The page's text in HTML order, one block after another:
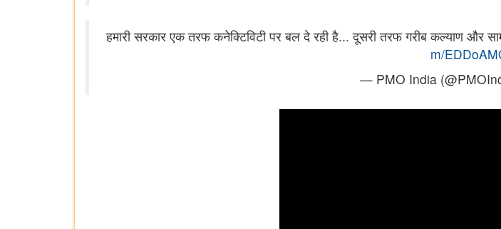
हमारी सरकार एक तरफ कनेक्टिविटी पर बल दे रही है... दूसरी तरफ गरीब कल्याण और
m/
— PMO India